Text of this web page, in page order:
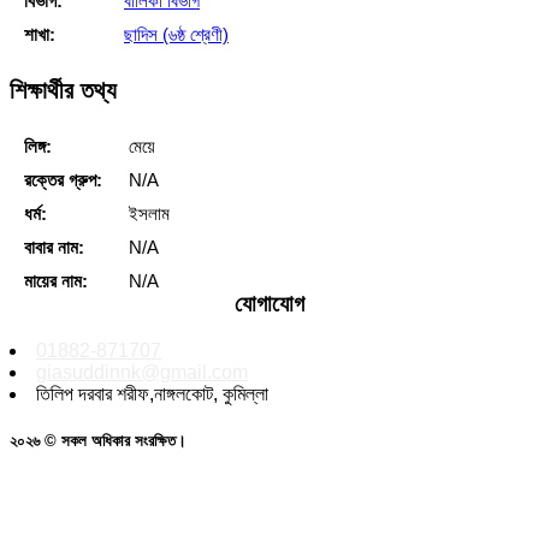
শাখা:
ছাদিস (৬ষ্ঠ শ্রেণী)
শিক্ষার্থীর তথ্য
লিঙ্গ:
মেয়ে
রক্তের গ্রুপ:
N/A
ধর্ম:
ইসলাম
বাবার নাম:
N/A
মায়ের নাম:
N/A
যোগাযোগ
তিলিপ দরবার শরীফ,নাঙ্গলকোট, কুমিল্লা
২০২৬ © সকল অধিকার সংরক্ষিত।